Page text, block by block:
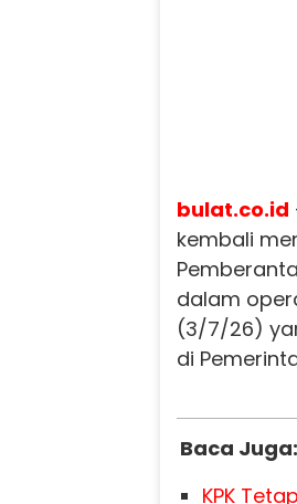
bulat.co.id
kembali
dalam
(3/7/26)
di
Baca Juga:
KPK